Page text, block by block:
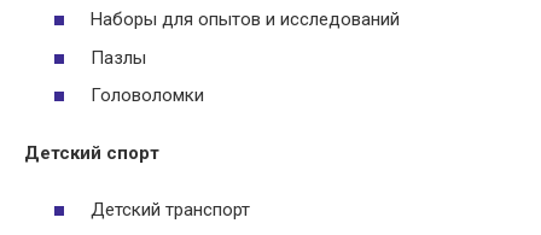
Наборы для опытов и исследований
Пазлы
Головоломки
Детский спорт
Детский транспорт